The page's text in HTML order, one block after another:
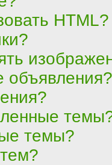
HTML?
объявления?
темы?